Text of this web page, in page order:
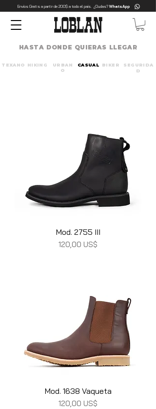
Envíos Gratis a partir de 200$ a todo el país. ¿Dudas? WhatsApp
HASTA DONDE QUIERAS LLEGAR
TEXANO HIKING
URBAN
O
CASUAL BIKER
SEGURIDA
D
Mod. 2755 III
Precio
120,00 US$
Mod. 1638 Vaqueta
Precio
120,00 US$